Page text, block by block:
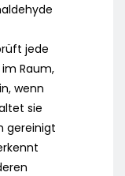
jede
Raum,
wenn
sie
gereinigt